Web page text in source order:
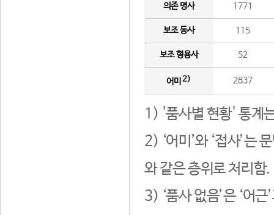
의존 명사 1771
보조 동사 115
보조 형용사 52
어미 2) 2837
1) '품사별 현황' 통계
2) ‘어미’와 ‘접사’는
와 같은 층위로 처리함.
3) ‘품사 없음’은 ‘어